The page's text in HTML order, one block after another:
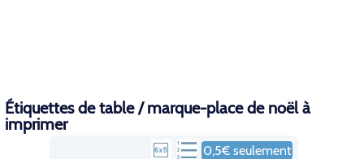
Étiquettes de table / marque-place de noël à
imprimer
0,5€ seulement